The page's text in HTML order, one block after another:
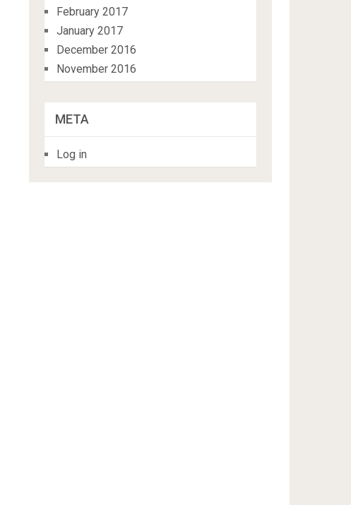
February 2017
January 2017
December 2016
November 2016
META
Log in